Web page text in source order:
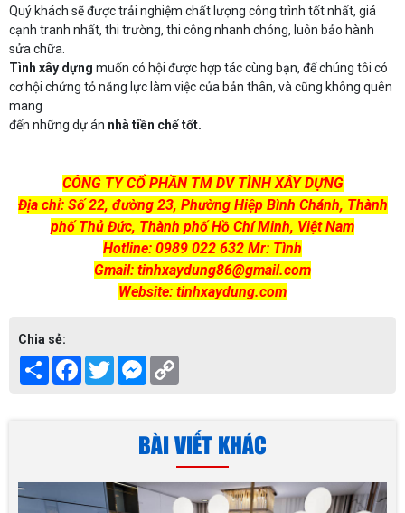
Quý khách sẽ được trải nghiệm chất lượng công trình tốt nhất, giá
cạnh tranh nhất, thi trường, thi công nhanh chóng, luôn bảo hành
sửa chữa.
Tình xây dựng muốn có hội được hợp tác cùng bạn, để chúng tôi có
cơ hội chứng tỏ năng lực làm việc của bản thân, và cũng không quên
mang
đến những dự án nhà tiền chế tốt.
CÔNG TY CỔ PHẦN TM DV TÌNH XÂY DỰNG
Địa chỉ: Số 22, đường 23, Phường Hiệp Bình Chánh, Thành
phố Thủ Đức, Thành phố Hồ Chí Minh, Việt Nam
Hotline: 0989 022 632 Mr: Tình
Gmail: tinhxaydung86@gmail.com
Website: tinhxaydung.com
Chia sẻ:
Share Facebook
TwitterMessenger
BÀI VIẾT KHÁC